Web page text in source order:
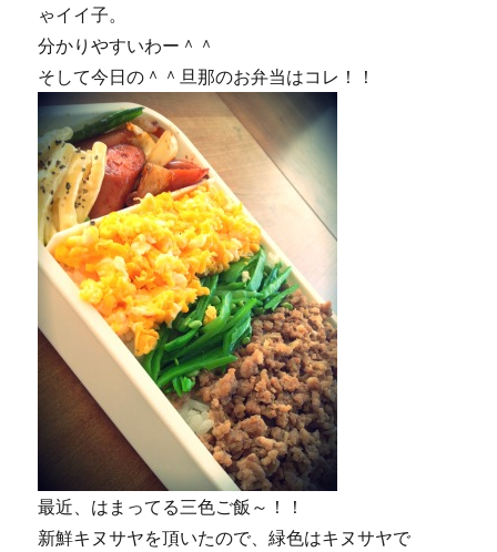
ゃイイ子。
分かりやすいわー＾＾
そして今日の＾＾旦那のお弁当はコレ！！
最近、はまってる三色ご飯～！！
新鮮キヌサヤを頂いたので、緑色はキヌサヤで